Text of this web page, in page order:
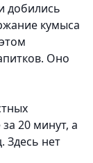
добились
кумыса
Оно
20 минут, а
Здесь нет